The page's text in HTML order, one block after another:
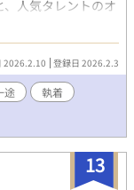
人気タレントのオ
密の「番」であ
めた時の性行為が
」であり、朔也は
、「彼の愛は番の
苦悩を抱えてい
感で朔也を縛るよ
身の純粋な愛情
りを感じていた。
ならない方がい
まう。望が自分と
2026.2.10 登録日 2026.2.3
途
執着
13